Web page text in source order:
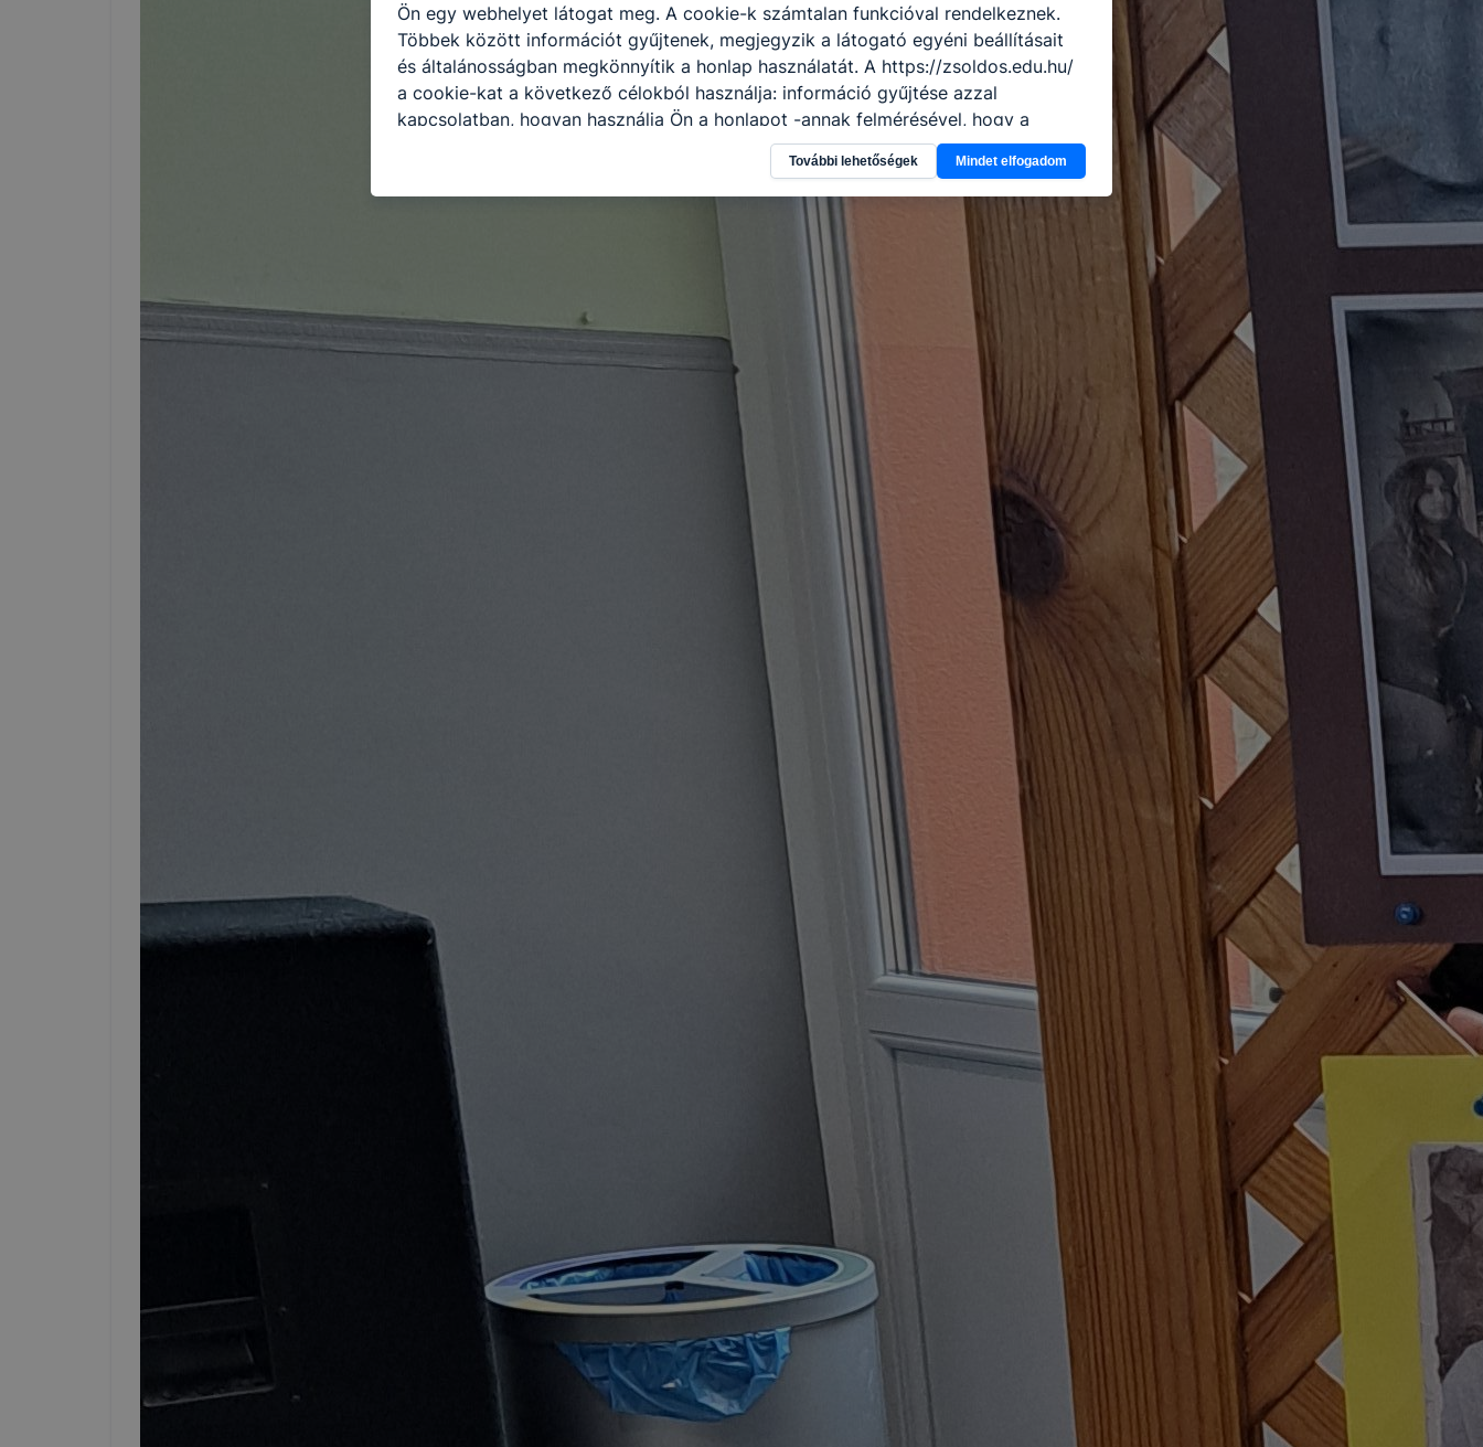
Ön egy webhelyet látogat meg. A cookie-k számtalan funkcióval rendelkeznek.
Többek között információt gyűjtenek, megjegyzik a látogató egyéni beállításait
és általánosságban megkönnyítik a honlap használatát. A https://zsoldos.edu.hu/
a cookie-kat a következő célokból használja: információ gyűjtése azzal
kapcsolatban, hogyan használja Ön a honlapot -annak felmérésével, hogy a
honlap melyik részeit látogatja, vagy használja leginkább, így megtudhatjuk,
hogyan biztosítsunk Önnek még jobb felhasználói élményt, ha ismét meglátogatja
oldalunkat, honlap fejlesztése. Hogyan ellenőrizheti és hogyan tudja kikapcsolni a
cookie-kat? Minden modern böngésző engedélyezi a cookie-k beállításának a
változtatását. A legtöbb böngésző alapértelmezettként automatikusan elfogadja
a cookie-kat, de ezek általában megváltoztathatók. Felhívjuk figyelmét, hogy
mivel a cookie-k célja honlapunk használhatóságának és folyamatainak
megkönnyítése vagy lehetővé tétele, a cookie-k alkalmazásának
megakadályozása vagy törlése által előfordulhat, hogy felhasználóink nem
lesznek képesek honlapunk funkcióinak teljes körű használatára, vagy a honlap a
tervezettől eltérően fog működni böngészőjében.
További lehetőségek Mindet elfogadom